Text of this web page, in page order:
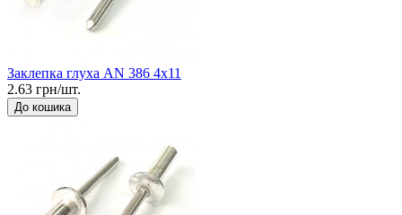
Заклепка глуха AN 386 4x11
2.63 грн/шт.
До кошика